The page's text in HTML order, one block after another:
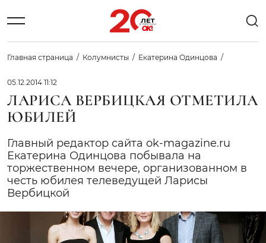
Главная страница Колумнисты Екатерина Одинцова
05.12.2014 11:12
ЛАРИСА ВЕРБИЦКАЯ ОТМЕТИЛА
ЮБИЛЕЙ
Главный редактор сайта ok-magazine.ru
Екатерина Одинцова побывала на
торжественном вечере, организованном в
честь юбилея телеведущей Ларисы
Вербицкой